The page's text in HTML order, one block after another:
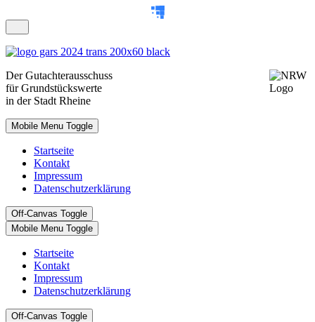
DerGutachterausschuss
für Grundstückswerte
in der Stadt Rheine
Mobile Menu Toggle
Startseite
Kontakt
Impressum
Datenschutzerklärung
Off-Canvas Toggle
Mobile Menu Toggle
Startseite
Kontakt
Impressum
Datenschutzerklärung
Off-Canvas Toggle